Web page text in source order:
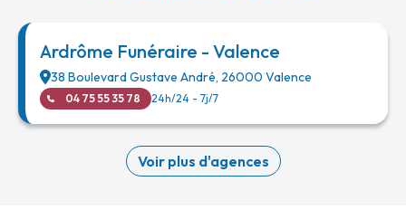
Ardrôme Funéraire - Valence
38 Boulevard Gustave André, 26000 Valence
04 75 55 35 78 24h/24 - 7j/7
Voir plus d'agences